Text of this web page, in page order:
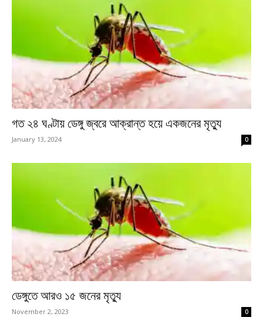
গত ২৪ ঘণ্টায় ডেঙ্গু জ্বরে আক্রান্ত হয়ে একজনের মৃত্যু
January 13, 2024 0
ডেঙ্গুতে আরও ১৫ জনের মৃত্যু
November 2, 2023 0